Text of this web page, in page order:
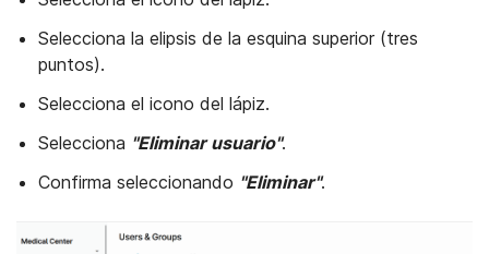
Selecciona la elipsis de la esquina superior (tres
puntos).
Selecciona el icono del lápiz.
Selecciona "Eliminar usuario".
Confirma seleccionando "Eliminar".